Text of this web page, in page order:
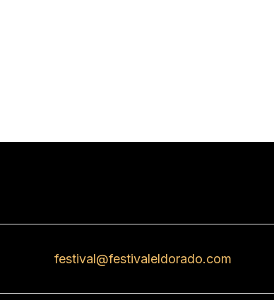
festival@festivaleldorado.com